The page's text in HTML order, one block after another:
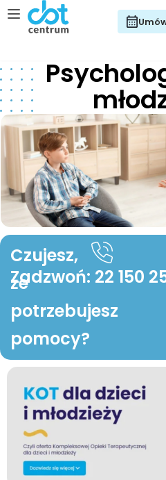
Czujesz,
że
potrzebujesz
pomocy?
Zadzwoń: 22 150